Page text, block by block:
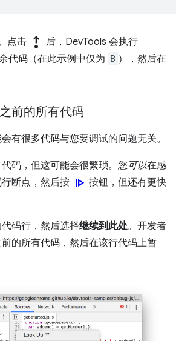
点击 step_out 后，DevTools 会执行
代码（在此示例中仅为 B ），然后在
前的所有代码
有很多代码与您要调试的问题无关。
码，但这可能会很繁琐。您可以在感
断点，然后按 Resume 按钮，但还有更快
码行，然后选择继续到此处。开发者
的所有代码，然后在该行代码上暂